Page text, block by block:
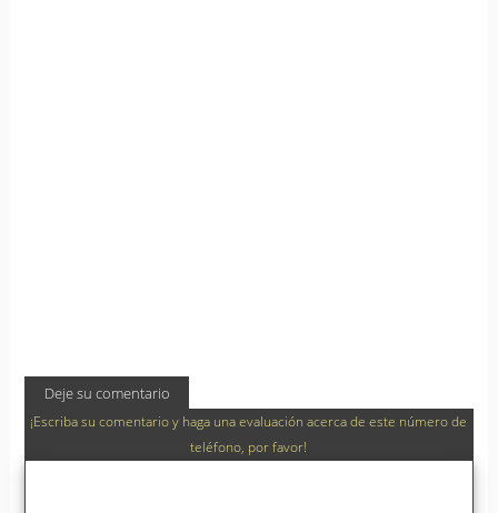
Deje su comentario
¡Escriba su comentario y haga una evaluación acerca de este número de
teléfono, por favor!